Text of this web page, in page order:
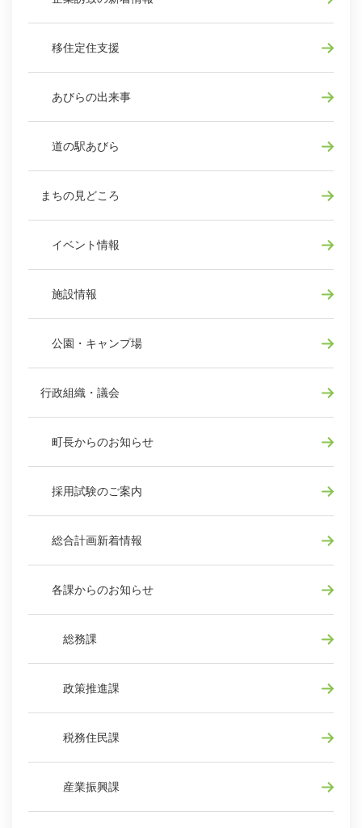
移住定住支援
あびらの出来事
道の駅あびら
まちの見どころ
イベント情報
施設情報
公園・キャンプ場
行政組織・議会
町長からのお知らせ
採用試験のご案内
総合計画新着情報
各課からのお知らせ
総務課
政策推進課
税務住民課
産業振興課